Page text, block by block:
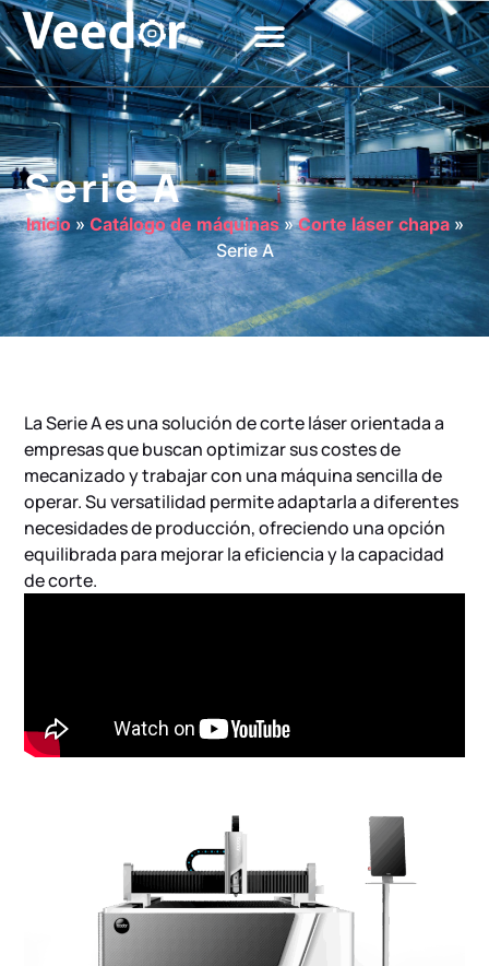
Serie A
Inicio»Catálogo de máquinas»Corte láser chapa»
Serie A
La Serie A es una solución de corte láser orientada a
empresas que buscan optimizar sus costes de
mecanizado y trabajar con una máquina sencilla de
operar. Su versatilidad permite adaptarla a diferentes
necesidades de producción, ofreciendo una opción
equilibrada para mejorar la eficiencia y la capacidad
de corte.